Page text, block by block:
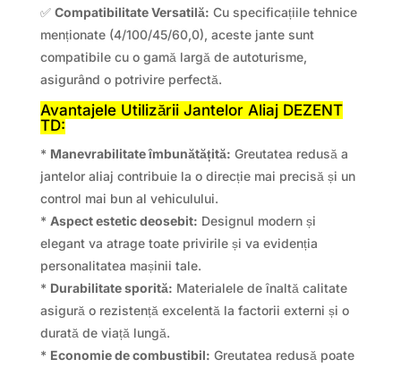
✅ Compatibilitate Versatilă: Cu specificațiile tehnice
menționate (4/100/45/60,0), aceste jante sunt
compatibile cu o gamă largă de autoturisme,
asigurând o potrivire perfectă.
Avantajele Utilizării Jantelor Aliaj DEZENT
TD:
* Manevrabilitate îmbunătățită: Greutatea redusă a
jantelor aliaj contribuie la o direcție mai precisă și un
control mai bun al vehiculului.
* Aspect estetic deosebit: Designul modern și
elegant va atrage toate privirile și va evidenția
personalitatea mașinii tale.
* Durabilitate sporită: Materialele de înaltă calitate
asigură o rezistență excelentă la factorii externi și o
durată de viață lungă.
* Economie de combustibil: Greutatea redusă poate